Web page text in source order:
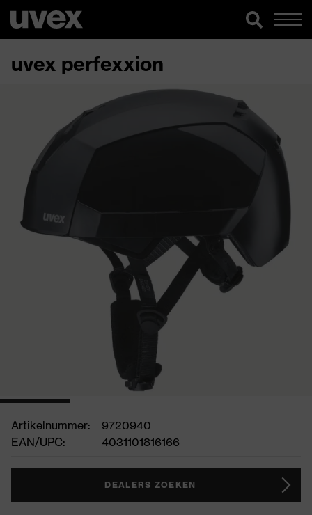
uvex perfexxion
Artikelnummer:
9720940
EAN/UPC:
4031101816166
DEALERS ZOEKEN